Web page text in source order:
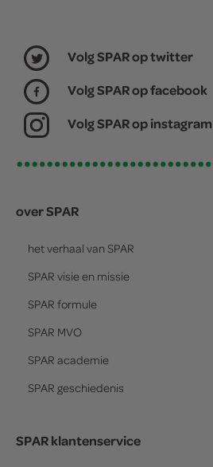
Volg SPAR op twitter
Volg SPAR op facebook
Volg SPAR op instagram
over SPAR
het verhaal van SPAR
SPAR visie en missie
SPAR formule
SPAR MVO
SPAR academie
SPAR geschiedenis
SPAR klantenservice